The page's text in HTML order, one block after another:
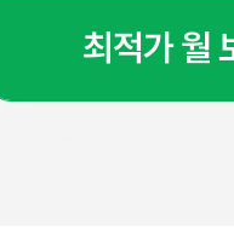
최적가 월